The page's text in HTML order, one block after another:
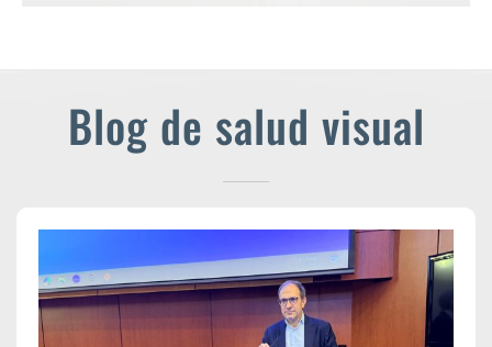
Blog de salud visual